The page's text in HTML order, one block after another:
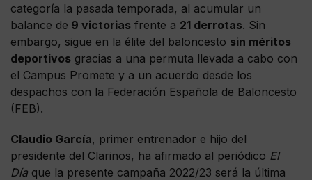
categoría la pasada temporada, al acumular un
balance de 9 victorias frente a 21 derrotas. Sin
embargo, sigue en la élite del baloncesto sin méritos
deportivos gracias a una permuta llevada a cabo con
el Campus Promete y a un acuerdo desde los
despachos con la Federación Española de Baloncesto
(FEB).
Claudio García, primer entrenador e hijo del
presidente del Clarinos, ha afirmado al periódico El
Día que la presente campaña 2022/23 será la última